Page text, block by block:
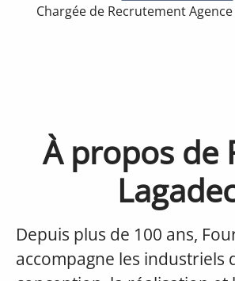
Chargée de Recrutement
À propos de
Depuis plus de 100 ans,
accompagne les industriels